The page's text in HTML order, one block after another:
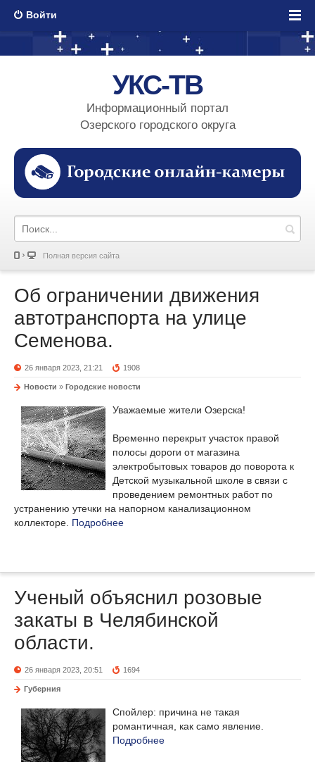
Войти
УКС-ТВ
Информационный портал
Озерского городского округа
Полная версия сайта
Об ограничении движения
автотранспорта на улице
Семенова.
26 января 2023, 21:21 1908
Новости » Городские новости
Уважаемые жители Озерска!
Временно перекрыт участок правой
полосы дороги от магазина
электробытовых товаров до поворота к
Детской музыкальной школе в связи с
проведением ремонтных работ по
устранению утечки на напорном канализационном
коллекторе. Подробнее
Ученый объяснил розовые
закаты в Челябинской
области.
26 января 2023, 20:51 1694
Губерния
Спойлер: причина не такая
романтичная, как само явление.
Подробнее